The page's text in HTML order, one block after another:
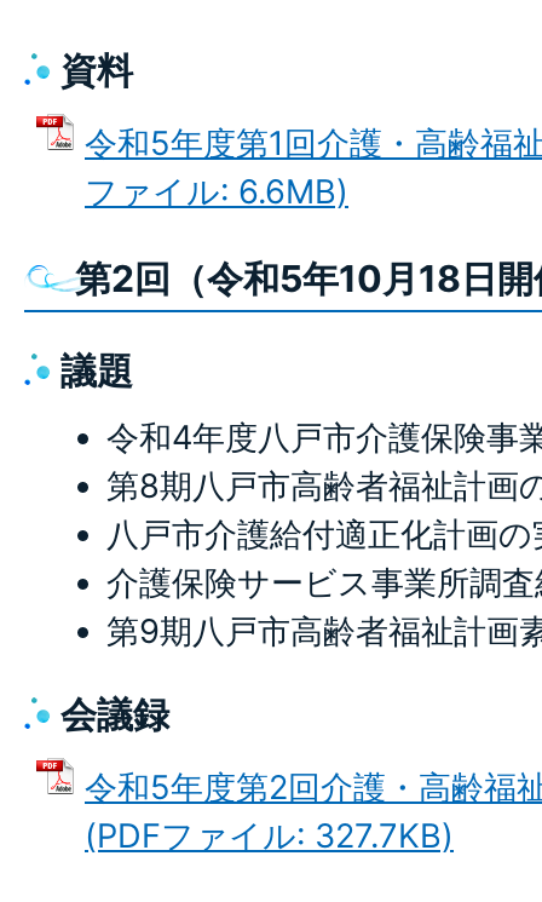
資料
令和5年度第1回介護・高齢福
ファイル: 6.6MB)
第2回（令和5年10月18日開
議題
令和4年度八戸市介護保険事
第8期八戸市高齢者福祉計画
八戸市介護給付適正化計画
介護保険サービス事業所調
第9期八戸市高齢者福祉計画
会議録
令和5年度第2回介護・高齢福
(PDFファイル: 327.7KB)